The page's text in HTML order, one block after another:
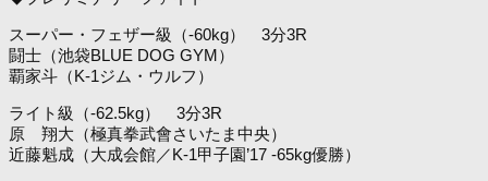
スーパー・フェザー級（-60kg） 3分3R
闘士（池袋BLUE DOG GYM）
覇家斗（K-1ジム・ウルフ）
ライト級（-62.5kg） 3分3R
原 翔大（極真拳武會さいたま中央）
近藤魁成（大成会館／K-1甲子園’17 -65kg優勝）